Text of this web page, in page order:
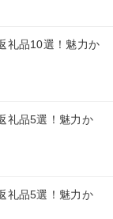
礼品10選！魅力か
礼品5選！魅力か
礼品5選！魅力か